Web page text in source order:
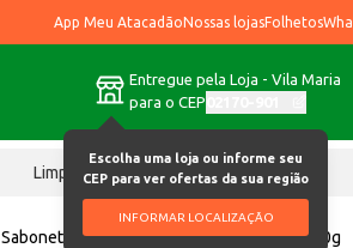
App Meu AtacadãoNossas lojasFolhetos
Entregue pela Loja - Vila Maria
para o CEP
Escolha uma loja ou informe seu
CEP para ver ofertas da sua região
INFORMAR LOCALIZAÇÃO
Limpeza Chocolates
Sabonete Flor de Ypê Suave Refrescância 90g